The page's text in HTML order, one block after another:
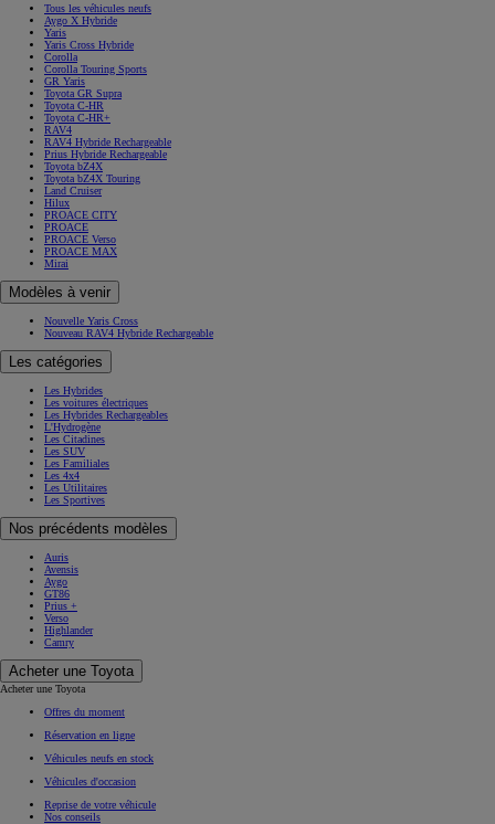
Tous les véhicules neufs
Aygo X Hybride
Yaris
Yaris Cross Hybride
Corolla
Corolla Touring Sports
GR Yaris
Toyota GR Supra
Toyota C-HR
Toyota C-HR+
RAV4
RAV4 Hybride Rechargeable
Prius Hybride Rechargeable
Toyota bZ4X
Toyota bZ4X Touring
Land Cruiser
Hilux
PROACE CITY
PROACE
PROACE Verso
PROACE MAX
Mirai
Modèles à venir
Nouvelle Yaris Cross
Nouveau RAV4 Hybride Rechargeable
Les catégories
Les Hybrides
Les voitures électriques
Les Hybrides Rechargeables
L'Hydrogène
Les Citadines
Les SUV
Les Familiales
Les 4x4
Les Utilitaires
Les Sportives
Nos précédents modèles
Auris
Avensis
Aygo
GT86
Prius +
Verso
Highlander
Camry
Acheter une Toyota
Acheter une Toyota
Offres du moment
Réservation en ligne
Véhicules neufs en stock
Véhicules d'occasion
Reprise de votre véhicule
Nos conseils